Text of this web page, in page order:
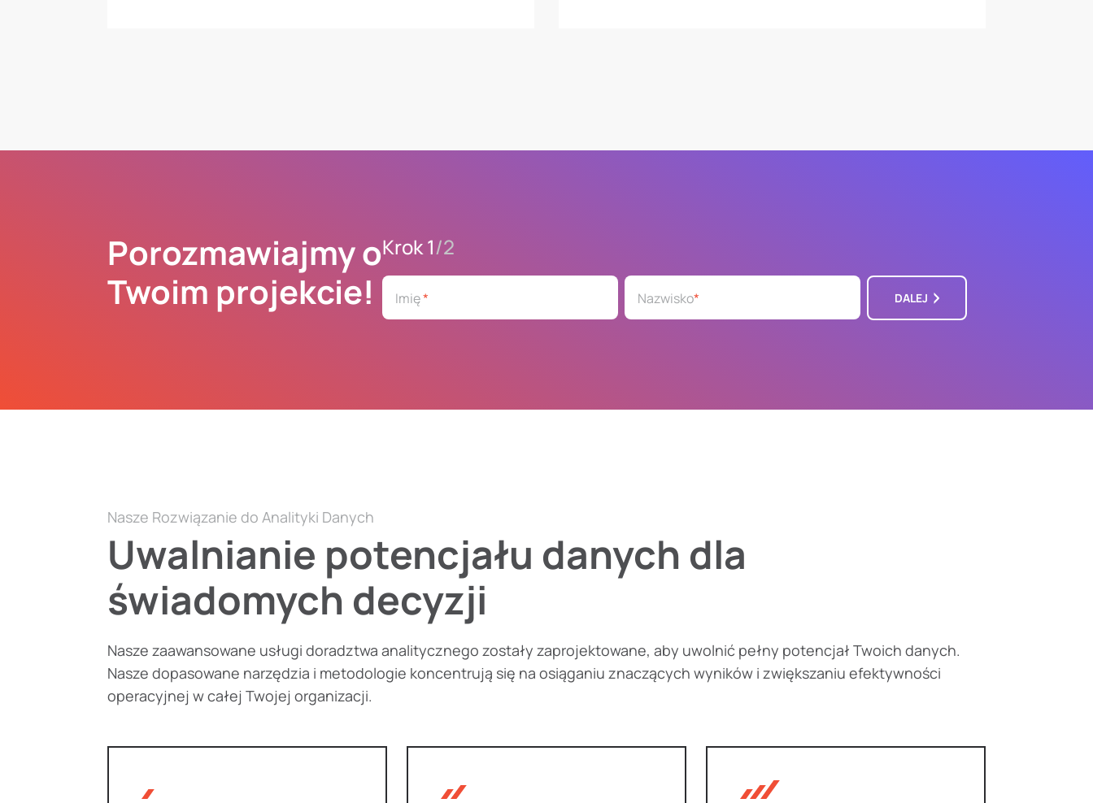
Porozmawiajmy o
Twoim projekcie!
Krok 1/2
Imię* Nazwisko* DALEJ
Nasze Rozwiązanie do Analityki Danych
Uwalnianie potencjału danych dla
świadomych decyzji
Nasze zaawansowane usługi doradztwa analitycznego zostały zaprojektowane, aby uwolnić pełny potencjał Twoich danych.
Nasze dopasowane narzędzia i metodologie koncentrują się na osiąganiu znaczących wyników i zwiększaniu efektywności
operacyjnej w całej Twojej organizacji.